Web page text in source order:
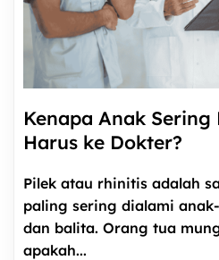
Kenapa Anak Sering
Harus ke Dokter?
Pilek atau rhinitis adalah
paling sering dialami
dan balita. Orang tua
apakah...